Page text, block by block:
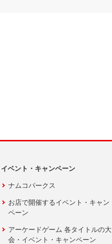
イベント・キャンペーン
ナムコパークス
お店で開催するイベント・キャン
ペーン
アーケードゲーム 各タイトルの大
会・イベント・キャンペーン